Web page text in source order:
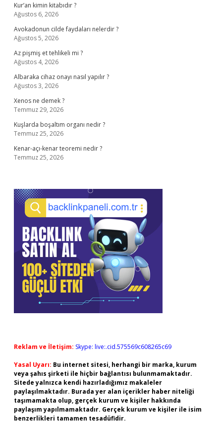
Kur’an kimin kitabıdır ?
Ağustos 6, 2026
Avokadonun cilde faydaları nelerdir ?
Ağustos 5, 2026
Az pişmiş et tehlikeli mi ?
Ağustos 4, 2026
Albaraka cihaz onayı nasıl yapılır ?
Ağustos 3, 2026
Xenos ne demek ?
Temmuz 29, 2026
Kuşlarda boşaltım organı nedir ?
Temmuz 25, 2026
Kenar-açı-kenar teoremi nedir ?
Temmuz 25, 2026
Reklam ve İletişim: Skype: live:.cid.575569c608265c69
Yasal Uyarı: Bu internet sitesi, herhangi bir marka, kurum
veya şahıs şirketi ile hiçbir bağlantısı bulunmamaktadır.
Sitede yalnızca kendi hazırladığımız makaleler
paylaşılmaktadır. Burada yer alan içerikler haber niteliği
taşımamakta olup, gerçek kurum ve kişiler hakkında
paylaşım yapılmamaktadır. Gerçek kurum ve kişiler ile isim
benzerlikleri tamamen tesadüfidir.